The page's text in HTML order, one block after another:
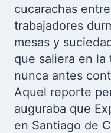
cucarachas
trabajadores
mesas y
que saliera en
nunca antes
Aquel reporte
auguraba que
en Santiago de